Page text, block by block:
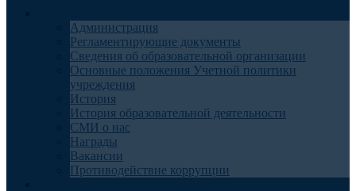
Администрация
Регламентирующие документы
Сведения об образовательной организации
Основные положения Учетной политики
учреждения
История
История образовательной деятельности
СМИ о нас
Награды
Вакансии
Противодействие коррупции